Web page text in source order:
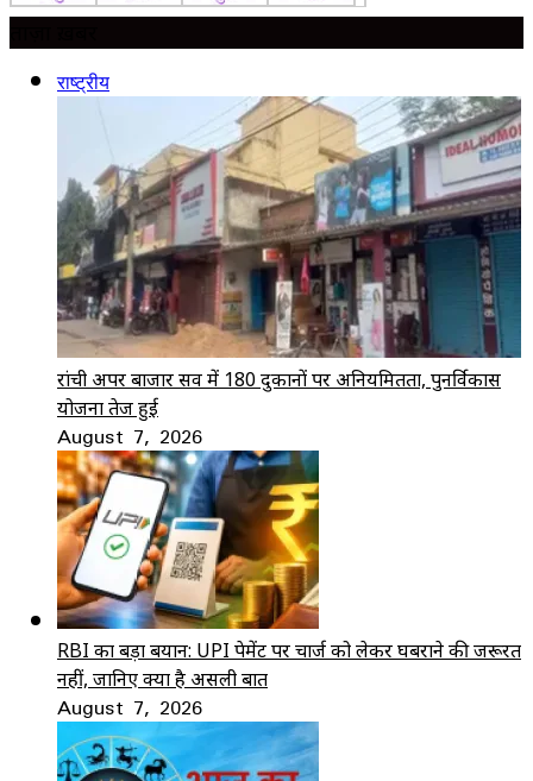
राष्ट्रीय
रांची अपर बाजार सर्वे में 180 दुकानों पर अनियमितता, पुनर्विकास
योजना तेज हुई
August 7, 2026
RBI का बड़ा बयान: UPI पेमेंट पर चार्ज को लेकर घबराने की जरूरत
नहीं, जानिए क्या है असली बात
August 7, 2026